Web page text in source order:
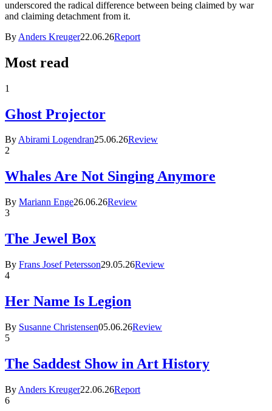
underscored the radical difference between being claimed by war
and claiming detachment from it.
By Anders Kreuger22.06.26Report
Most read
1
Ghost Projector
ByAbirami Logendran25.06.26Review
2
Whales Are Not Singing Anymore
By Mariann Enge26.06.26Review
3
The Jewel Box
By Frans Josef Petersson29.05.26Review
4
Her Name Is Legion
By Susanne Christensen05.06.26Review
5
The Saddest Show in Art History
By Anders Kreuger22.06.26Report
6